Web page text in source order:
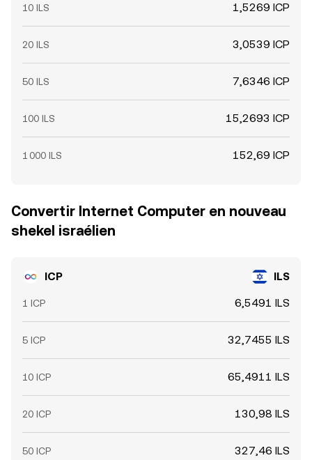
10 ILS 1,5269 ICP
20 ILS 3,0539 ICP
50 ILS 7,6346 ICP
100 ILS 15,2693 ICP
1 000 ILS 152,69 ICP
Convertir Internet Computer en nouveau
shekel israélien
ICP ILS
1 ICP 6,5491 ILS
5 ICP 32,7455 ILS
10 ICP 65,4911 ILS
20 ICP 130,98 ILS
50 ICP 327,46 ILS